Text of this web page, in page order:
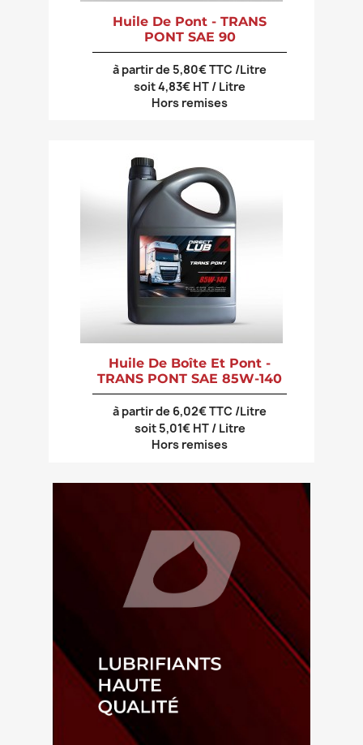
Huile De Pont - TRANS
PONT SAE 90
à partir de 5,80€ TTC /Litre
soit 4,83€ HT / Litre
Hors remises
Huile De Boîte Et Pont -
TRANS PONT SAE 85W-140
à partir de 6,02€ TTC /Litre
soit 5,01€ HT / Litre
Hors remises